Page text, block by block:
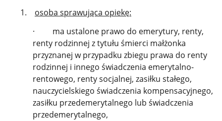
1. osoba sprawująca opiekę:
· ma ustalone prawo do emerytury, renty,
renty rodzinnej z tytułu śmierci małżonka
przyznanej w przypadku zbiegu prawa do renty
rodzinnej i innego świadczenia emerytalno-
rentowego, renty socjalnej, zasiłku stałego,
nauczycielskiego świadczenia kompensacyjnego,
zasiłku przedemerytalnego lub świadczenia
przedemerytalnego,